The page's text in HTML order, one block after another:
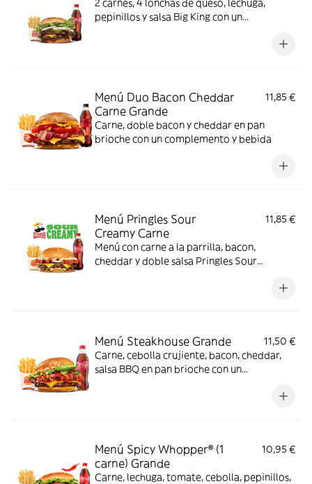
2 carnes, 4 lonchas de queso, lechuga,
pepinillos y salsa Big King con un
Menú Duo Bacon Cheddar
Carne Grande
11,85 €
Carne, doble bacon y cheddar en pan
brioche con un complemento y bebida
Menú Pringles Sour
Creamy Carne
11,85 €
Menú con carne a la parrilla, bacon,
cheddar y doble salsa Pringles Sour
Menú Steakhouse Grande
11,50 €
Carne, cebolla crujiente, bacon, cheddar,
salsa BBQ en pan brioche con un
Menú Spicy Whopper® (1
carne) Grande
10,95 €
Carne, lechuga, tomate, cebolla, pepinillos,